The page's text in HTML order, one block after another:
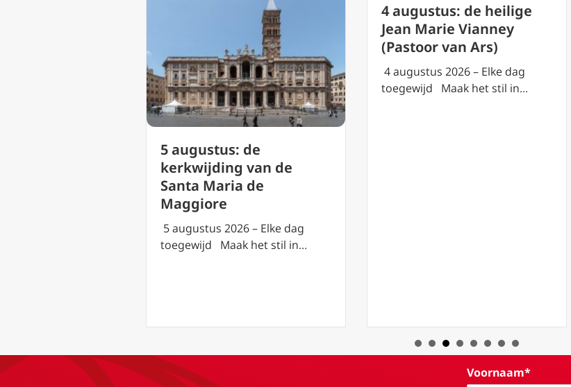
5 augustus: de
kerkwijding van de
Santa Maria de
Maggiore
5 augustus 2026 – Elke dag
toegewijd Maak het stil in…
4 augustus: de heilige
Jean Marie Vianney
(Pastoor van Ars)
4 augustus 2026 – Elke dag
toegewijd Maak het stil in…
Voornaam*